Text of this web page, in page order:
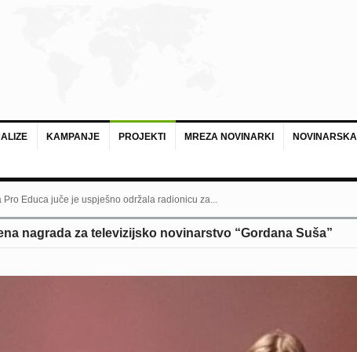
KAMPANJE PROJEKTI MREZA NOVINARKI
Educa juče je uspješno održala radionicu za...
nagrada za televizijsko novinarstvo “Gordana Suša”